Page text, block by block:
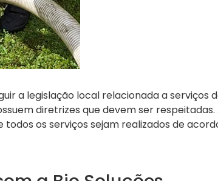
a legislação local relacionada a serviços
diretrizes que devem ser
todos os serviços sejam realizados de